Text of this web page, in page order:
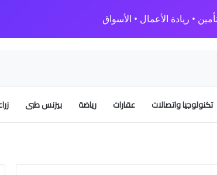
• ريادة الأعمال • الأسواق
تكنولوجيا واتصالات عقارات رياضة بيزنس طبى